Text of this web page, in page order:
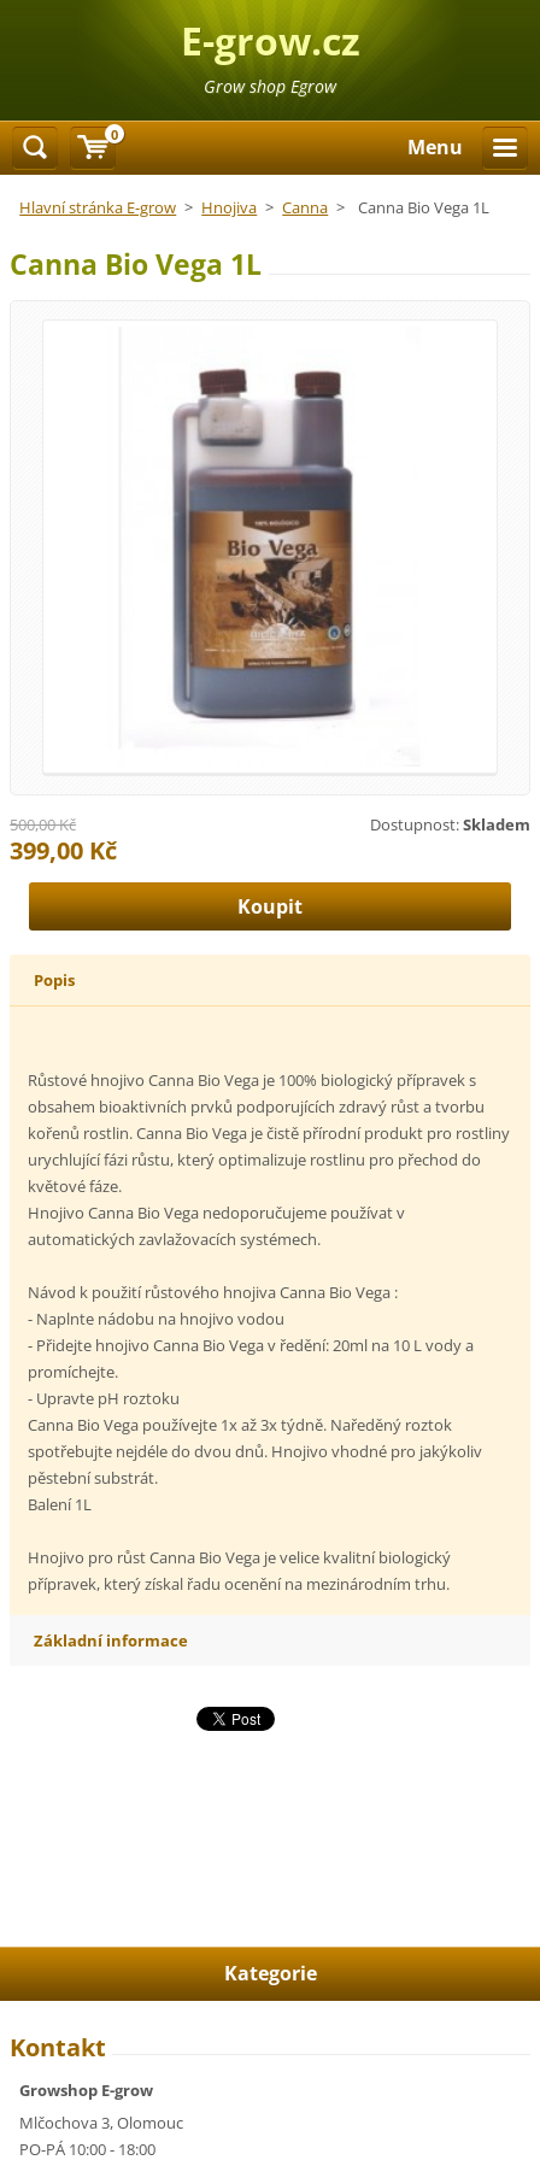
E-grow.cz
Grow shop Egrow
Menu
Hlavní stránka E-grow > Hnojiva > Canna > Canna Bio Vega 1L
Canna Bio Vega 1L
Dostupnost:Skladem
500,00 Kč
399,00 Kč
Popis
Růstové hnojivo Canna Bio Vega je 100% biologický přípravek s
obsahem bioaktivních prvků podporujících zdravý růst a tvorbu
kořenů rostlin. Canna Bio Vega je čistě přírodní produkt pro rostliny
urychlující fázi růstu, který optimalizuje rostlinu pro přechod do
květové fáze.
Hnojivo Canna Bio Vega nedoporučujeme používat v
automatických zavlažovacích systémech.
Návod k použití růstového hnojiva Canna Bio Vega :
- Naplnte nádobu na hnojivo vodou
- Přidejte hnojivo Canna Bio Vega v ředění: 20ml na 10 L vody a
promíchejte.
- Upravte pH roztoku
Canna Bio Vega používejte 1x až 3x týdně. Naředěný roztok
spotřebujte nejdéle do dvou dnů. Hnojivo vhodné pro jakýkoliv
pěstební substrát.
Balení 1L
Hnojivo pro růst Canna Bio Vega je velice kvalitní biologický
přípravek, který získal řadu ocenění na mezinárodním trhu.
Základní informace
Kategorie
Kontakt
Growshop E-grow
Mlčochova 3, Olomouc
PO-PÁ 10:00 - 18:00
0